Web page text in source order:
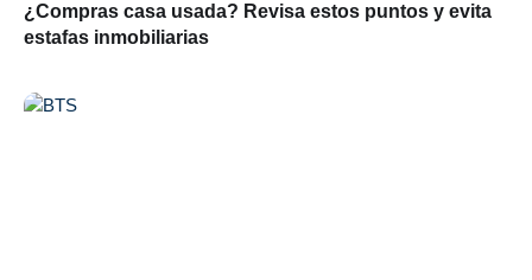
¿Compras casa usada? Revisa estos puntos y evita
estafas inmobiliarias